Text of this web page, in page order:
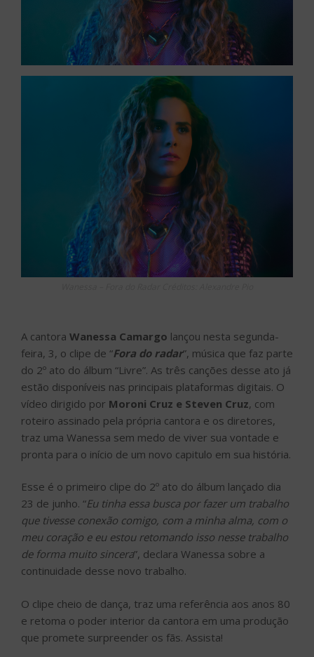
A cantora Wanessa Camargo lançou nesta segunda-
feira, 3, o clipe de “Fora do radar”, música que faz parte
do 2º ato do álbum “Livre”. As três canções desse ato já
estão disponíveis nas principais plataformas digitais. O
vídeo dirigido por Moroni Cruz e Steven Cruz, com
roteiro assinado pela própria cantora e os diretores,
traz uma Wanessa sem medo de viver sua vontade e
pronta para o início de um novo capitulo em sua história.
Esse é o primeiro clipe do 2º ato do álbum lançado dia
23 de junho. “Eu tinha essa busca por fazer um trabalho
que tivesse conexão comigo, com a minha alma, com o
meu coração e eu estou retomando isso nesse trabalho
de forma muito sincera”, declara Wanessa sobre a
continuidade desse novo trabalho.
O clipe cheio de dança, traz uma referência aos anos 80
e retoma o poder interior da cantora em uma produção
que promete surpreender os fãs. Assista!